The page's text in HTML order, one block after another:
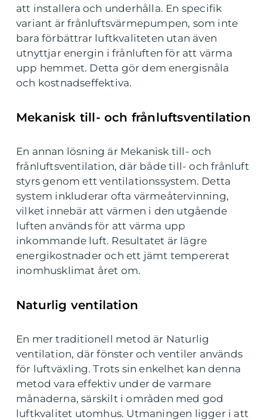
att installera och underhålla. En specifik
variant är frånluftsvärmepumpen, som inte
bara förbättrar luftkvaliteten utan även
utnyttjar energin i frånluften för att värma
upp hemmet. Detta gör dem energisnåla
och kostnadseffektiva.
Mekanisk till- och frånluftsventilation
En annan lösning är Mekanisk till- och
frånluftsventilation, där både till- och frånluft
styrs genom ett ventilationssystem. Detta
system inkluderar ofta värmeåtervinning,
vilket innebär att värmen i den utgående
luften används för att värma upp
inkommande luft. Resultatet är lägre
energikostnader och ett jämt tempererat
inomhusklimat året om.
Naturlig ventilation
En mer traditionell metod är Naturlig
ventilation, där fönster och ventiler används
för luftväxling. Trots sin enkelhet kan denna
metod vara effektiv under de varmare
månaderna, särskilt i områden med god
luftkvalitet utomhus. Utmaningen ligger i att